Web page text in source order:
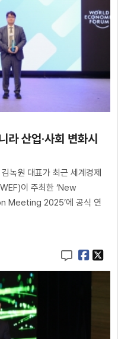
라 산업·사회 변화시
녹원 대표가 최근 세계경제
이 주최한 ‘New
2025’에 공식 연